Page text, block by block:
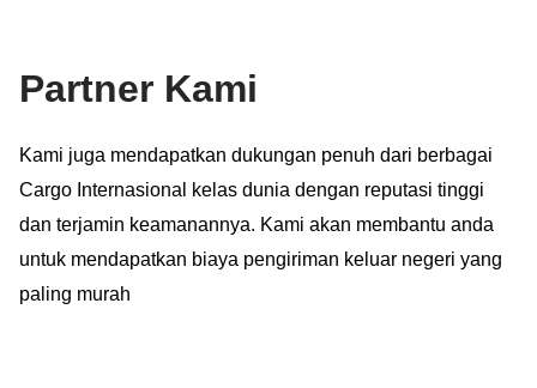
Partner Kami
Kami juga mendapatkan dukungan penuh dari berbagai
Cargo Internasional kelas dunia dengan reputasi tinggi
dan terjamin keamanannya. Kami akan membantu anda
untuk mendapatkan biaya pengiriman keluar negeri yang
paling murah